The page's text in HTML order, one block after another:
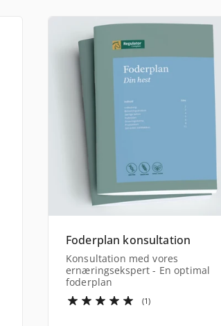
Foderplan konsultation
Konsultation med vores
ernæringsekspert - En optimal
foderplan
(1)